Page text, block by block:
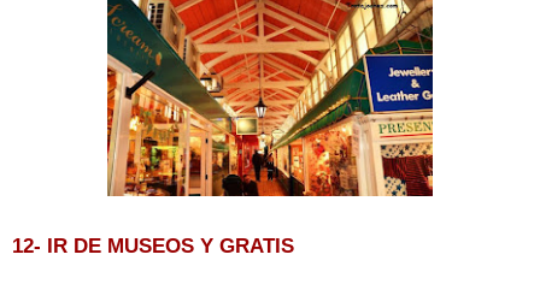
12- IR DE MUSEOS Y GRATIS